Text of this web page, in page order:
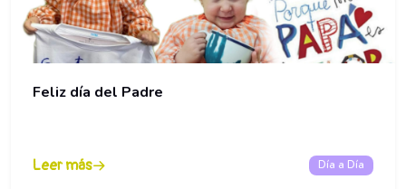
Feliz día del Padre
Leer más Día a Día